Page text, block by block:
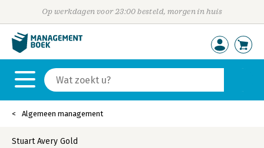
Op werkdagen voor 23:00 besteld, morgen in huis
Algemeen management
Stuart Avery Gold